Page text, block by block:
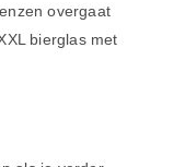
overgaat
bierglas met